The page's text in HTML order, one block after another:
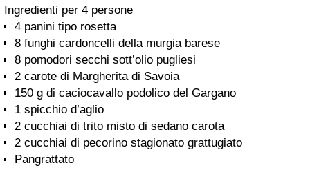
Ingredienti per 4 persone
4 panini tipo rosetta
8 funghi cardoncelli della murgia barese
8 pomodori secchi sott’olio pugliesi
2 carote di Margherita di Savoia
150 g di caciocavallo podolico del Gargano
1 spicchio d’aglio
2 cucchiai di trito misto di sedano carota
2 cucchiai di pecorino stagionato grattugiato
Pangrattato